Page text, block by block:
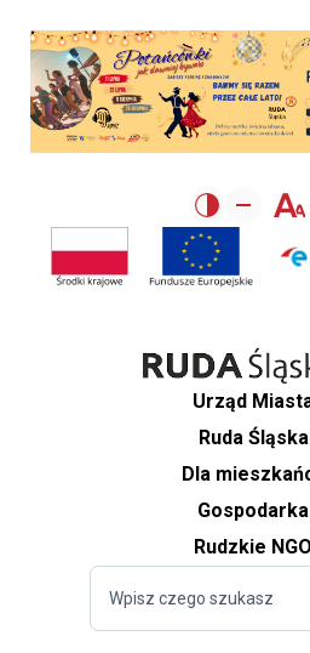
Urząd
Ruda Śląska
Dla
Gospodarka
Rudzkie NGO